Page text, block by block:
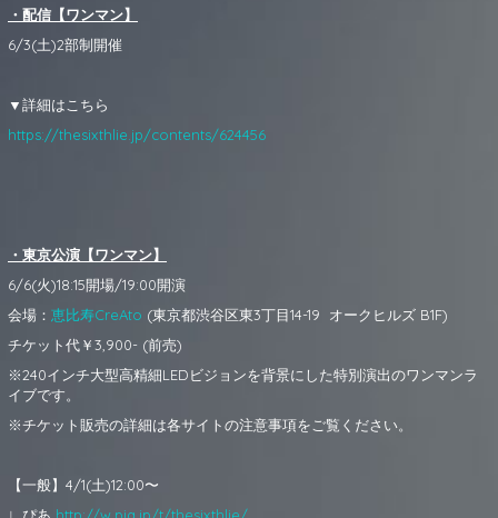
・配信【ワンマン】
6/3(土)2部制開催
▼詳細はこちら
https://thesixthlie.jp/contents/624456
・東京公演【ワンマン】
6/6(火)18:15開場/19:00開演
会場： 恵比寿CreAto (東京都渋谷区東3丁目14-19 オークヒルズ B1F)
チケット代￥3,900- (前売)
※240インチ大型高精細LEDビジョンを背景にした特別演出のワンマンラ
イブです。
※チケット販売の詳細は各サイトの注意事項をご覧ください。
【一般】4/1(土)12:00〜